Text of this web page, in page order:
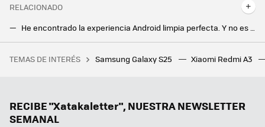
RELACIONADO
El primer móvil plegable triple es de Huawei es un prodigio técnico. Cambiar su pantalla cuesta más que un iPhone 16
Un jugador compra a su hijo un PC gaming nuevo por 1.160 euros, pero no se da cuenta de que el hardware instalado tiene más de 10 años
TEMAS DE INTERÉS Samsung Galaxy S25 Xiaomi Redmi A3
RECIBE "Xatakaletter", NUESTRA NEWSLETTER
SEMANAL